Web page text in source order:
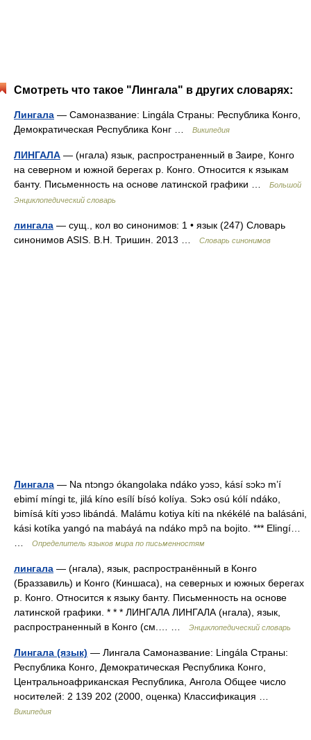
Смотреть что такое "Лингала" в других словарях:
Лингала — Самоназвание: Lingála Страны: Республика Конго,
Демократическая Республика Конг …
Википедия
ЛИНГАЛА — (нгала) язык, распространенный в Заире, Конго
на северном и южной берегах р. Конго. Относится к языкам
банту. Письменность на основе латинской графики …
Большой
Энциклопедический словарь
лингала — сущ., кол во синонимов: 1 • язык (247) Словарь
синонимов ASIS. В.Н. Тришин. 2013 …
Словарь синонимов
Лингала — Na ntɔngɔ ókangolaka ndáko yɔsɔ, kásí sɔkɔ m’í
ebimí míngi tɛ, jilá kíno esílí bísó kolíya. Sɔkɔ osú kólí ndáko,
bimísá kíti yɔsɔ libándá. Malámu kotiya kíti na nkékélé na balásáni,
kási kotíka yangó na mabáyá na ndáko mpɔ̂ na bojito. *** Elingí…
Определитель языков мира по письменностям
лингала — (нгала), язык, распространённый в Конго
(Браззавиль) и Конго (Киншаса), на северных и южных берегах
р. Конго. Относится к языку банту. Письменность на основе
латинской графики. * * * ЛИНГАЛА ЛИНГАЛА (нгала), язык,
распространенный в Конго (см.… …
Энциклопедический словарь
Лингала (язык) — Лингала Самоназвание: Lingála Страны:
Республика Конго, Демократическая Республика Конго,
Центральноафриканская Республика, Ангола Общее число
носителей: 2 139 202 (2000, оценка) Классификация …
Википедия